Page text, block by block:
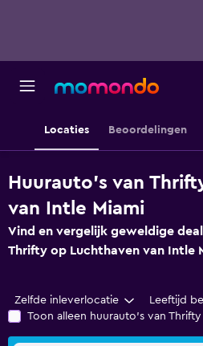
Locaties Beoordelingen
Huurauto's van
van Intle Miami
Vind en vergelijk geweldige
Thrifty op Luchthaven van Intle
Zelfde inleverlocatie Leeftijd
Toon alleen huurauto's van Thrifty